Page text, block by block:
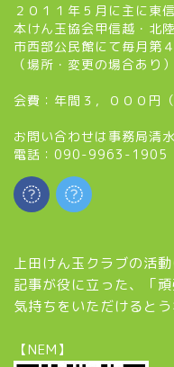
２０１１年５月に主に東
本けん玉協会甲信越・北
市西部公民館にて毎月第
（場所・変更の場合あり
会費：年間３，０００円
お問い合わせは事務局清
電話：090-9963-1905
上田けん玉クラブの活
記事が役に立った、「
気持ちをいただけるとう
【NEM】